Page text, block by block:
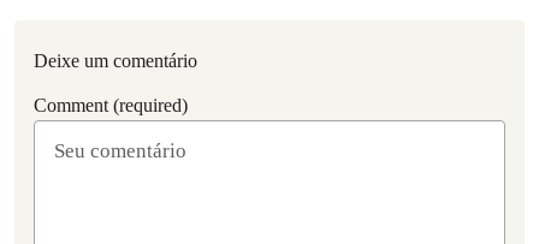
Deixe um comentário
Comment (required)